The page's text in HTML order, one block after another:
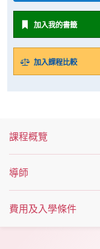
加入我的書籤
加入課程比較
課程概覽
導師
費用及入學條件